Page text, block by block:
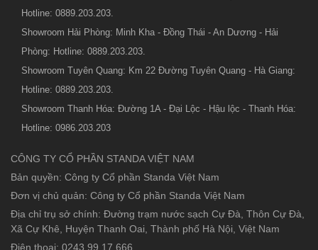
Hotline: 0889.203.203.
Showroom Hải Phòng: Minh Kha - Đồng Thái - An Dương - Hải
Phòng: Hotline: 0889.203.203.
Showroom Tuyên Quang: Km 22 Đường Tuyên Quang - Hà Giang:
Hotline: 0889.203.203.
Showroom Thanh Hóa: Đường 1A - Đại Lộc - Hậu lộc - Thanh Hóa:
Hotline: 0986.203.203
CÔNG TY CỔ PHẦN STANDA VIỆT NAM
Bản quyền: Công ty Cổ phần Standa Việt Nam
Đơn vị chủ quản: Công ty Cổ phần Standa Việt Nam
Địa chỉ trụ sở chính: Đường trạm nước sạch Cự Đà, Thôn Cự Đà,
Xã Cự Khê, Huyện Thanh Oai, Thành phố Hà Nội, Việt Nam
Điện thoại: 0243.99.17.666